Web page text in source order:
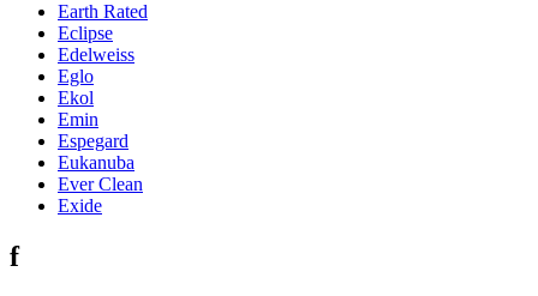
Earth Rated
Eclipse
Edelweiss
Eglo
Ekol
Emin
Espegard
Eukanuba
Ever Clean
Exide
f